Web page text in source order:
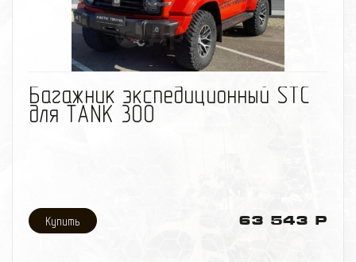
Багажник экспедиционный STC
для TANK 300
63 543 Р